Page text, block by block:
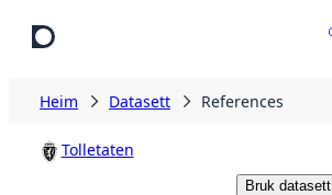
Heim Datasett References
Tolletaten
Bruk datasett